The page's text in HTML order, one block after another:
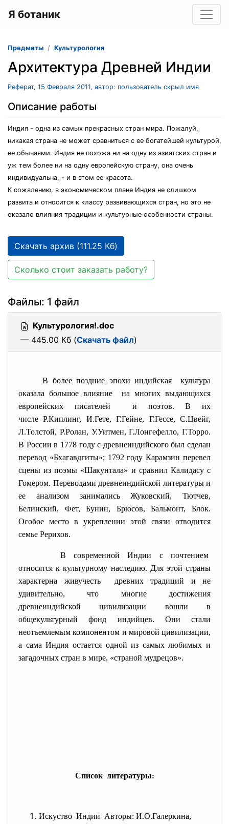
Я ботаник
Предметы Культурология
Архитектура Древней Индии
Реферат, 15 Февраля 2011, автор: пользователь скрыл имя
Описание работы
Индия - одна из самых прекрасных стран мира. Пожалуй,
никакая страна не может сравниться с ее богатейшей культурой,
ее обычаями. Индия не похожа ни на одну из азиатских стран и
уж тем более ни на одну европейскую страну, она очень
индивидуальна, - и в этом ее красота.
К сожалению, в экономическом плане Индия не слишком
развита и относится к классу развивающихся стран, но это не
оказало влияния традиции и культурные особенности страны.
Скачать архив (111.25 Кб)
Сколько стоит заказать работу?
Файлы: 1 файл
Культурология!.doc
— 445.00 Кб (Скачать файл)
В более поздние эпохи индийская культура
оказала большое влияние на многих выдающихся
европейских писателей и поэтов. В их
числе Р.Киплинг, И.Гете, Г.Гейне, Г.Гессе, С.Цвейг,
Л.Толстой, Р.Ролан, У.Уитмен, Г.Лонгефелло, Г.Торро.
В России в 1778 году с древнеиндийского был сделан
перевод «Бхагавдгиты»; 1792 году Карамзин перевел
сцены из поэмы «Шакунтала» и сравнил Калидасу с
Гомером. Переводами древнеиндийской литературы и
ее анализом занимались Жуковский, Тютчев,
Белинский, Фет, Бунин, Брюсов, Бальмонт, Блок.
Особое место в укреплении этой связи отводится
семье Рерихов.
В современной Индии с почтением
относятся к культурному наследию. Для этой страны
характерна живучесть древних традиций и не
удивительно, что многие достижения
древнеиндийской цивилизации вошли в
общекультурный фонд индийцев. Они стали
неотъемлемым компонентом и мировой цивилизации,
а сама Индия остается одной из самых любимых и
загадочных стран в мире, «страной мудрецов».
Список литературы:
Искуство Индии Авторы: И.О.Галеркина,